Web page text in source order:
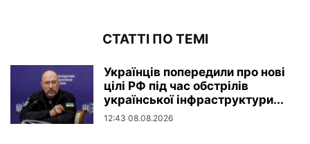
СТАТТІ ПО ТЕМІ
Українців попередили про нові
цілі РФ під час обстрілів
української інфраструктури...
12:43 08.08.2026